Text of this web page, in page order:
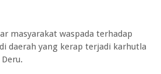
masyarakat waspada terhadap
daerah yang kerap terjadi karhutla